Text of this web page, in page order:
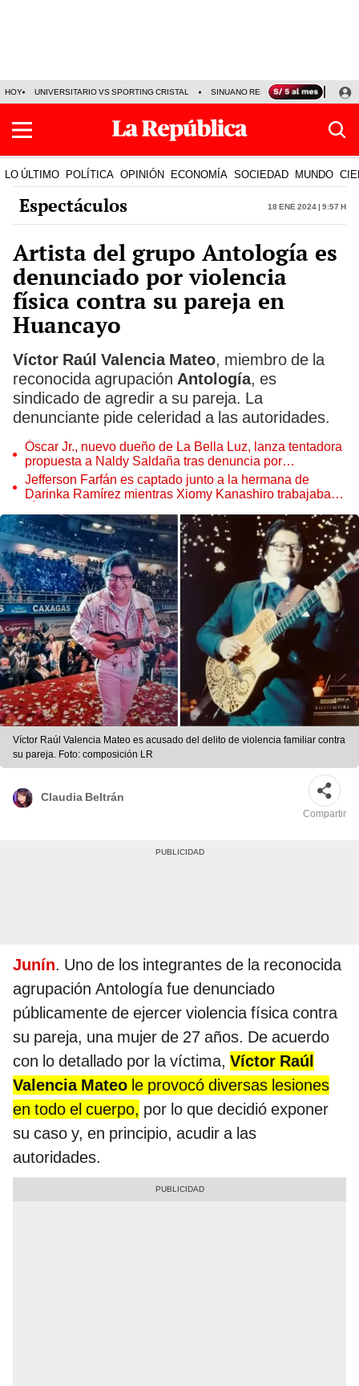
HOY UNIVERSITARIO VS SPORTING CRISTAL SINUANO RESULTADOS HOY
LO ÚLTIMO POLÍTICA OPINIÓN ECONOMÍA SOCIEDAD MUNDO
Espectáculos 18 Ene 2024 | 9:57 h
Artista del grupo Antología es
denunciado por violencia
física contra su pareja en
Huancayo
Víctor Raúl Valencia Mateo, miembro de la
reconocida agrupación Antología, es
sindicado de agredir a su pareja. La
denunciante pide celeridad a las autoridades.
Óscar Jr., nuevo dueño de La Bella Luz, lanza tentadora
propuesta a Naldy Saldaña tras denuncia por
tocamientos
Jefferson Farfán es captado junto a la hermana de
Darinka Ramírez mientras Xiomy Kanashiro trabajaba:
Víctor Raúl Valencia Mateo es acusado del delito de violencia familiar contra
su pareja. Foto: composición LR
Claudia Beltrán
Compartir
Junín. Uno de los integrantes de la reconocida
agrupación Antología fue denunciado
públicamente de ejercer violencia física contra
su pareja, una mujer de 27 años. De acuerdo
con lo detallado por la víctima, Víctor Raúl
Valencia Mateo le provocó diversas lesiones
en todo el cuerpo, por lo que decidió exponer
su caso y, en principio, acudir a las
autoridades.